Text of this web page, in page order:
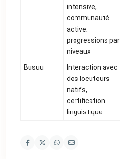
intensive,
communauté
active,
progressions par
niveaux
Busuu
Interaction avec
des locuteurs
natifs,
certification
linguistique